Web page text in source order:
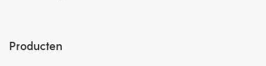
Producten